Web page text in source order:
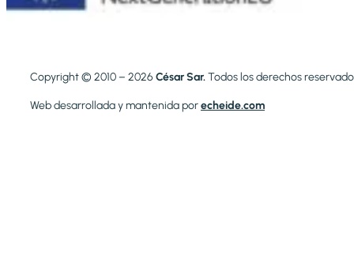
Copyright © 2010 – 2026 César Sar.Todos los derechos
Web desarrollada y mantenida porecheide.com